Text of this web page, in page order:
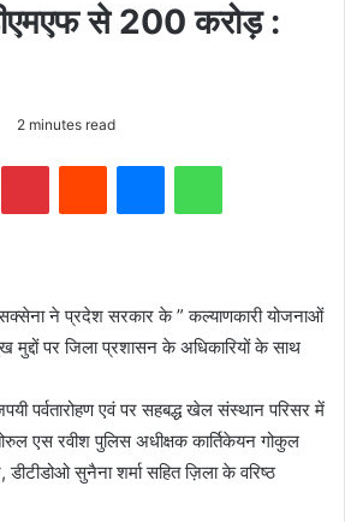
से 200 करोड़ :
2 minutes read
ने प्रदेश सरकार के ” कल्याणकारी योजनाओं
पर जिला प्रशासन के अधिकारियों के साथ
पर्वतारोहण एवं पर सहबद्ध खेल संस्थान परिसर में
एस रवीश पुलिस अधीक्षक कार्तिकेयन गोकुल
सुनैना शर्मा सहित ज़िला के वरिष्ठ